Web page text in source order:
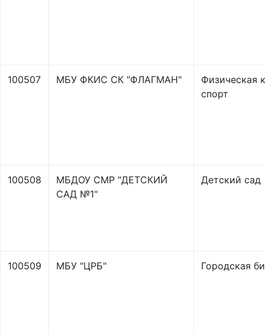
100507 МБУ ФКИС СК "ФЛАГМАН"
Физическая
спорт
100508
МБДОУ СМР "ДЕТСКИЙ
САД №1"
Детский сад
100509 МБУ "ЦРБ" Городская